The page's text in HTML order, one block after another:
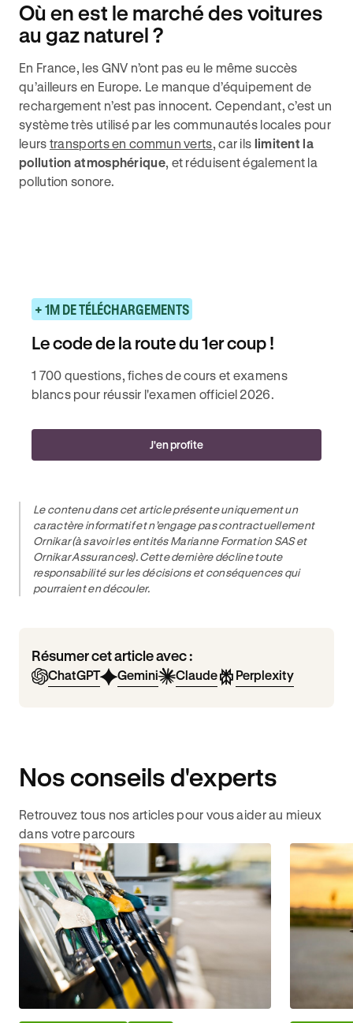
Où en est le marché des voitures
au gaz naturel ?
En France, les GNV n’ont pas eu le même succès
qu’ailleurs en Europe. Le manque d’équipement de
rechargement n’est pas innocent. Cependant, c’est un
système très utilisé par les communautés locales pour
leurs transports en commun verts, car ils limitent la
pollution atmosphérique, et réduisent également la
pollution sonore.
+ 1M DE TÉLÉCHARGEMENTS
Le code de la route du 1er coup !
1 700 questions, fiches de cours et examens
blancs pour réussir l'examen officiel 2026.
J'en profite
Le contenu dans cet article présente uniquement un
caractère informatif et n’engage pas contractuellement
Ornikar (à savoir les entités Marianne Formation SAS et
Ornikar Assurances). Cette dernière décline toute
responsabilité sur les décisions et conséquences qui
pourraient en découler.
Résumer cet article avec :
ChatGPT Gemini Claude Perplexity
Nos conseils d'experts
Retrouvez tous nos articles pour vous aider au mieux
dans votre parcours